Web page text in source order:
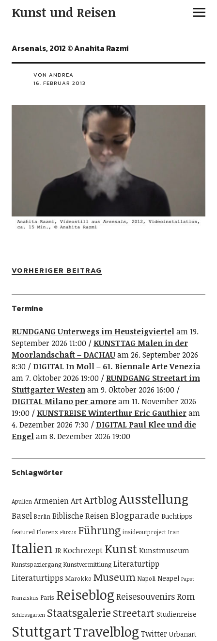
Kunst und Reisen
Arsenals, 2012 © Anahita Razmi
VON ANDREA
16. FEBRUAR 2013
VORHERIGER BEITRAG
Termine
RUNDGANG Unterwegs im Heusteigviertelam 19.
September 2026 11:00
KUNSTTAG Malen in der
Moorlandschaft – DACHAUam 26. September 2026
8:30
DIGITAL In Moll – 61. Biennale Arte Venezia
am 7. Oktober 2026 19:00
RUNDGANG Streetart im
Stuttgarter Westenam 9. Oktober 2026 16:00
DIGITAL Milano per amoream 11. November 2026
19:00
KUNSTREISE Winterthur Eric Gauthieram
4. Dezember 2026 7:30
DIGITAL Paul Klee und die
Engelam 8. Dezember 2026 19:00
Schlagwörter
Apulien ArmenienArtArtblogAusstellung
Basel Berlin Biblische ReisenBlogparade Buchtipps
featured Florenz Fluxus Führung insideoutproject Iran
Italien JR Kochrezept Kunst Kunstmuseum
Kunstspaziergang Kunstvermittlung Literaturtipp
Literaturtipps Marokko Museum Napoli Neapel Papst
Franziskus Paris Reiseblog ReisesouvenirsRom
Schlossgarten Staatsgalerie Streetart Studienreise
StuttgartTravelblog Twitter Urbanart